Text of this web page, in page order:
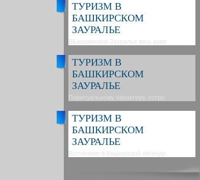
ТУРИЗМ В
БАШКИРСКОМ
ЗАУРАЛЬЕ
ВБашкирском Зауралье весь комп
ТУРИЗМ В
БАШКИРСКОМ
ЗАУРАЛЬЕ
Поритуальному характеру, остро
ТУРИЗМ В
БАШКИРСКОМ
ЗАУРАЛЬЕ
Вотпочему в башкирской легенде